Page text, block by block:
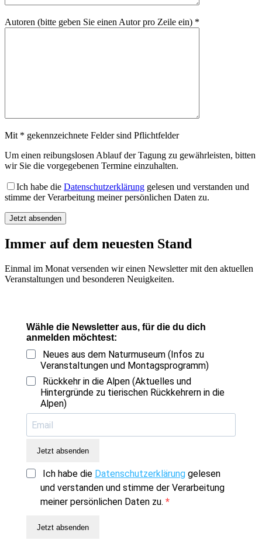
Autoren (bitte geben Sie einen Autor pro Zeile ein) *
Mit * gekennzeichnete Felder sind Pflichtfelder
Um einen reibungslosen Ablauf der Tagung zu gewährleisten, bitten
wir Sie die vorgegebenen Termine einzuhalten.
Ich habe die Datenschutzerklärung gelesen und verstanden und
stimme der Verarbeitung meiner persönlichen Daten zu.
Immer auf dem neuesten Stand
Einmal im Monat versenden wir einen Newsletter mit den aktuellen
Veranstaltungen und besonderen Neuigkeiten.
Wähle die Newsletter aus, für die du dich
anmelden möchtest:
Neues aus dem Naturmuseum (Infos zu
Veranstaltungen und Montagsprogramm)
Rückkehr in die Alpen (Aktuelles und
Hintergründe zu tierischen Rückkehrern in die
Alpen)
Jetzt absenden
Ich habe die Datenschutzerklärung gelesen
und verstanden und stimme der Verarbeitung
meiner persönlichen Daten zu.
Jetzt absenden